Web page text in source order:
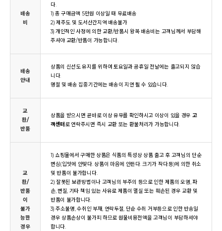
배송
비
다.
1) 총 구매금액 5만원 이상일 때 무료배송
2) 제주도 및 도서산간지역 배송불가
3) 개인적인 사정에 의한 교환/반품시 왕복 배송비는 고객님께서 부담해
주셔야 교환/반품이 가능합니다.
배송
안내
상품의 신선도 유지를 위하여 토요일과 공휴일 전날에는 출고되지 않습
니다.
명절 및 배송 집중기간에는 배송이 지연 될 수 있습니다.
교
환/
반품
상품을 받으시면 곧바로 이상 유무를 확인하시고 이상이 있을 경우 고
객센터 로 연락주시면 즉시 교환 또는 환불처리가 가능합니다.
교
환/
반품
이
불가
능한
경우
1) 쇼핑몰에서 구매한 상품은 식품의 특성상 상품 출고 후 고객님의 단순
변심(입맛에 안맞다. 상품이 마음에 안든다. 크기가 작다.등)에 의한 취소
및 반품이 불가합니다.
2) 잘못된 보관방법이나 고객님의 부주의 등으로 인한 제품의 오염, 파
손, 변질, 기타 책임 있는 사유로 제품이 멸실 또는 훼손된 경우 교환 및
반품이 불가합니다.
3) 주소불명, 수취인 부재, 연락두절, 단순 수취 거부등으로 인한 반송일
경우 상품손상이 불가피 하므로 원물비용전액을 고객님이 부담하셔야
합니다.